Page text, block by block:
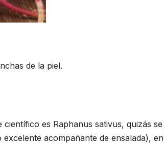
de la piel.
es Raphanus sativus, quizás se
acompañante de ensalada), en